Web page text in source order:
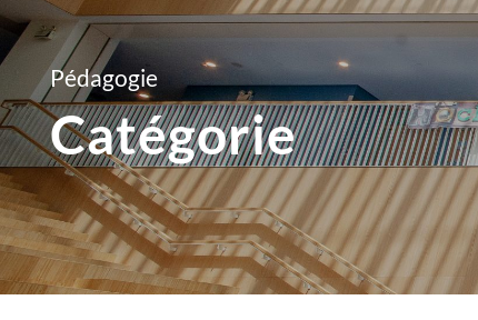
Pédagogie
Catégorie